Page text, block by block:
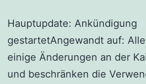
Hauptupdate: Ankündigung
gestartetAngewandt auf:
einige Änderungen an der
und beschränken die